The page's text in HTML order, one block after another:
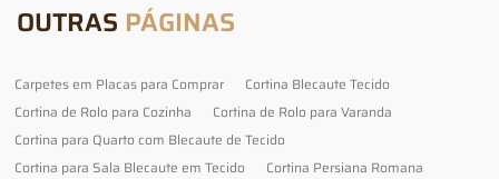
OUTRAS PÁGINAS
Carpetes em Placas para Comprar
Cortina Blecaute Tecido
Cortina de Rolo para Cozinha
Cortina de Rolo para Varanda
Cortina para Quarto com Blecaute de Tecido
Cortina para Sala Blecaute em Tecido
Cortina Persiana Romana